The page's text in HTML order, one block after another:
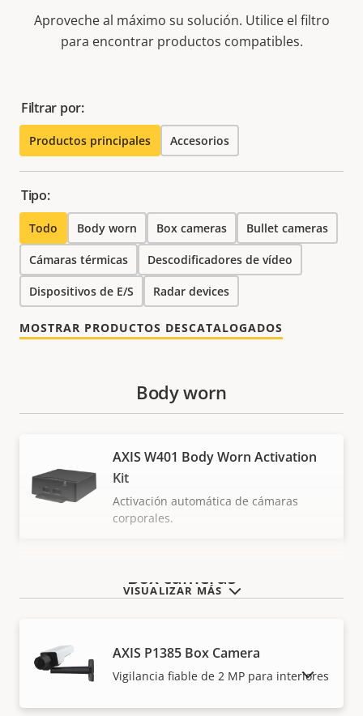
Aproveche al máximo su solución. Utilice el filtro
para encontrar productos compatibles.
Filtrar por:
Productos principales Accesorios
Tipo:
Todo Body worn Box cameras Bullet cameras
Cámaras térmicas Descodificadores de vídeo
Dispositivos de E/S Radar devices
MOSTRAR PRODUCTOS DESCATALOGADOS
VISUALIZAR MÁS
Body worn
AXIS W401 Body Worn Activation
Kit
Activación automática de cámaras
corporales.
Box cameras
AXIS P1385 Box Camera
Vigilancia fiable de 2 MP para interiores
MOSTRAR PRODUCTOS DESCATALOGADOS